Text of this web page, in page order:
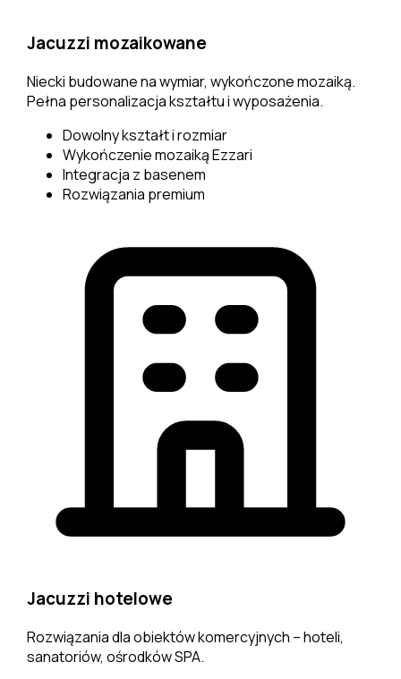
Jacuzzi mozaikowane
Niecki budowane na wymiar, wykończone mozaiką.
Pełna personalizacja kształtu i wyposażenia.
Dowolny kształt i rozmiar
Wykończenie mozaiką Ezzari
Integracja z basenem
Rozwiązania premium
Jacuzzi hotelowe
Rozwiązania dla obiektów komercyjnych – hoteli,
sanatoriów, ośrodków SPA.